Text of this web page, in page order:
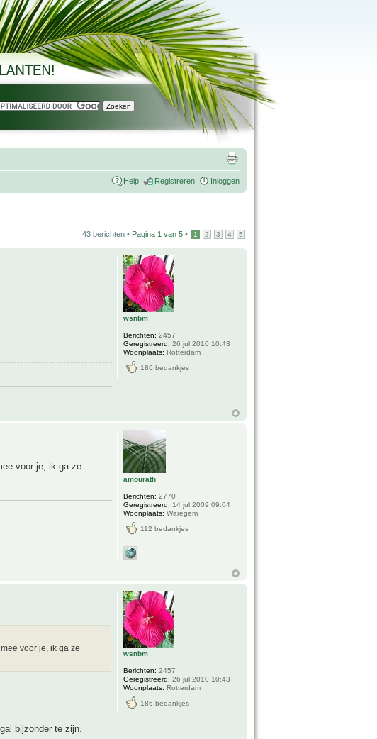
Help Registreren Inloggen
43 berichten • Pagina 1 van 5 • 1 2 3 4 5
wsnbm
Berichten: 2457
Geregistreerd: 26 jul 2010 10:43
Woonplaats: Rotterdam
186 bedankjes
voor je, ik ga ze
amourath
Berichten: 2770
Geregistreerd: 14 jul 2009 09:04
Woonplaats: Waregem
112 bedankjes
voor je, ik ga ze
bijzonder te zijn.
wsnbm
Berichten: 2457
Geregistreerd: 26 jul 2010 10:43
Woonplaats: Rotterdam
186 bedankjes